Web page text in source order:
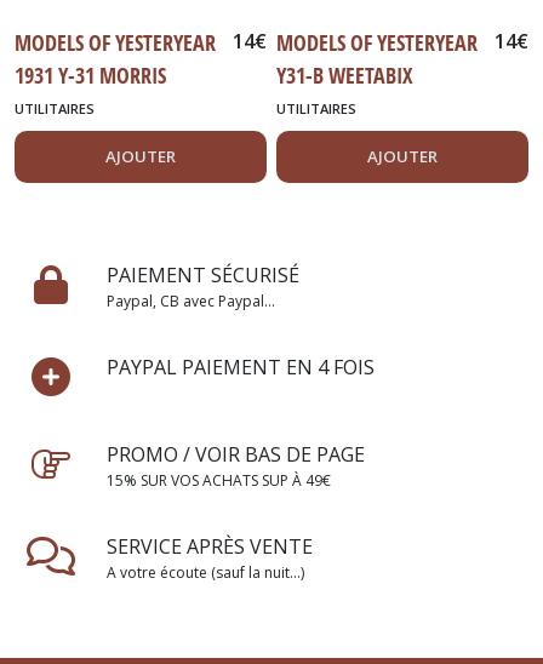
MODELS OF YESTERYEAR
1931 Y-31 MORRIS
COURIER VAN
14€
UTILITAIRES
AJOUTER
MODELS OF YESTERYEAR
Y31-B WEETABIX
MORRIS COURIER VAN
14€
UTILITAIRES
AJOUTER
PAIEMENT SÉCURISÉ
Paypal, CB avec Paypal...
PAYPAL PAIEMENT EN 4 FOIS
PROMO / VOIR BAS DE PAGE
15% SUR VOS ACHATS SUP À 49€
SERVICE APRÈS VENTE
A votre écoute (sauf la nuit...)